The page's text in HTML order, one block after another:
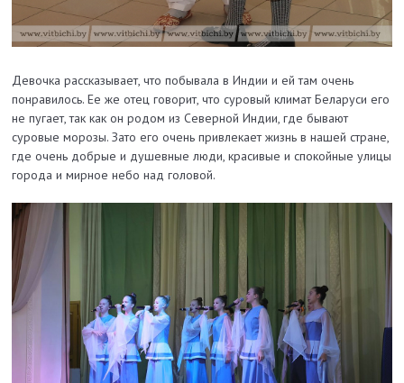
Девочка рассказывает, что побывала в Индии и ей там очень
понравилось. Ее же отец говорит, что суровый климат Беларуси его
не пугает, так как он родом из Северной Индии, где бывают
суровые морозы. Зато его очень привлекает жизнь в нашей стране,
где очень добрые и душевные люди, красивые и спокойные улицы
города и мирное небо над головой.